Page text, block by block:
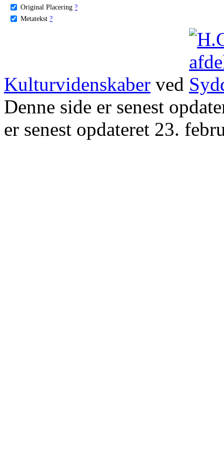
Original Placering ?
Metatekst ?
Kulturvidenskaber ved
Denne side er senest
er senest opdateret 23.